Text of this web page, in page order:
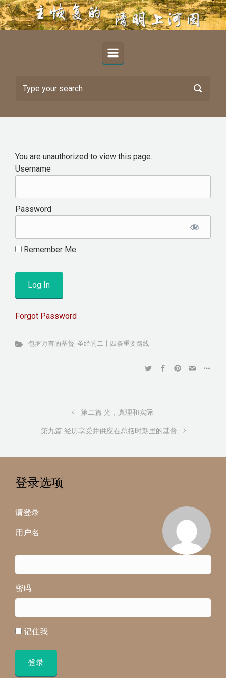
Skip to main content
You are unauthorized to view this page.
Username
Password
Remember Me
Forgot Password
包罗万有的基督, 圣经的二十四条重要路线
第二篇 光，真理和实际
第九篇 经历享受并供应在总括时期里的基督
登录选项
请登录
用户名
密码
记住我